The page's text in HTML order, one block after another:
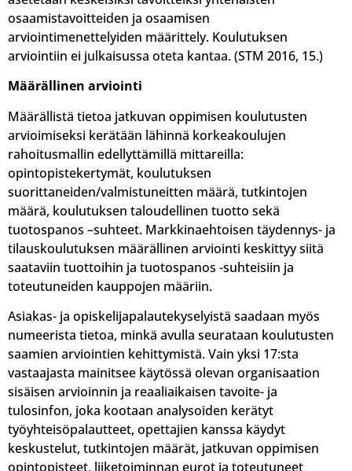
osaamistavoitteiden ja osaamisen
arviointimenettelyiden määrittely. Koulutuksen
arviointiin ei julkaisussa oteta kantaa. (STM 2016, 15.)
Määrällinen arviointi
Määrällistä tietoa jatkuvan oppimisen koulutusten
arvioimiseksi kerätään lähinnä korkeakoulujen
rahoitusmallin edellyttämillä mittareilla:
opintopistekertymät, koulutuksen
suorittaneiden/valmistuneitten määrä, tutkintojen
määrä, koulutuksen taloudellinen tuotto sekä
tuotospanos –suhteet. Markkinaehtoisen täydennys- ja
tilauskoulutuksen määrällinen arviointi keskittyy siitä
saataviin tuottoihin ja tuotospanos -suhteisiin ja
toteutuneiden kauppojen määriin.
Asiakas- ja opiskelijapalautekyselyistä saadaan myös
numeerista tietoa, minkä avulla seurataan koulutusten
saamien arviointien kehittymistä. Vain yksi 17:sta
vastaajasta mainitsee käytössä olevan organisaation
sisäisen arvioinnin ja reaaliaikaisen tavoite- ja
tulosinfon, joka kootaan analysoiden kerätyt
työyhteisöpalautteet, opettajien kanssa käydyt
keskustelut, tutkintojen määrät, jatkuvan oppimisen
opintopisteet, liiketoiminnan eurot ja toteutuneet